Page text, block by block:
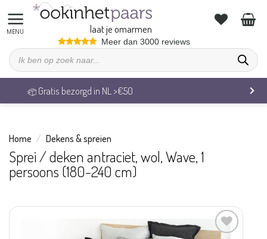
naar
inhoud
laat je omarmen
Meer dan 3000 reviews
Producten
zoeken
Veilig betalen & 14 dagen retourrecht
Home / Dekens & spreien
Sprei / deken antraciet, wol, Wave, 1
persoons (180-240 cm)